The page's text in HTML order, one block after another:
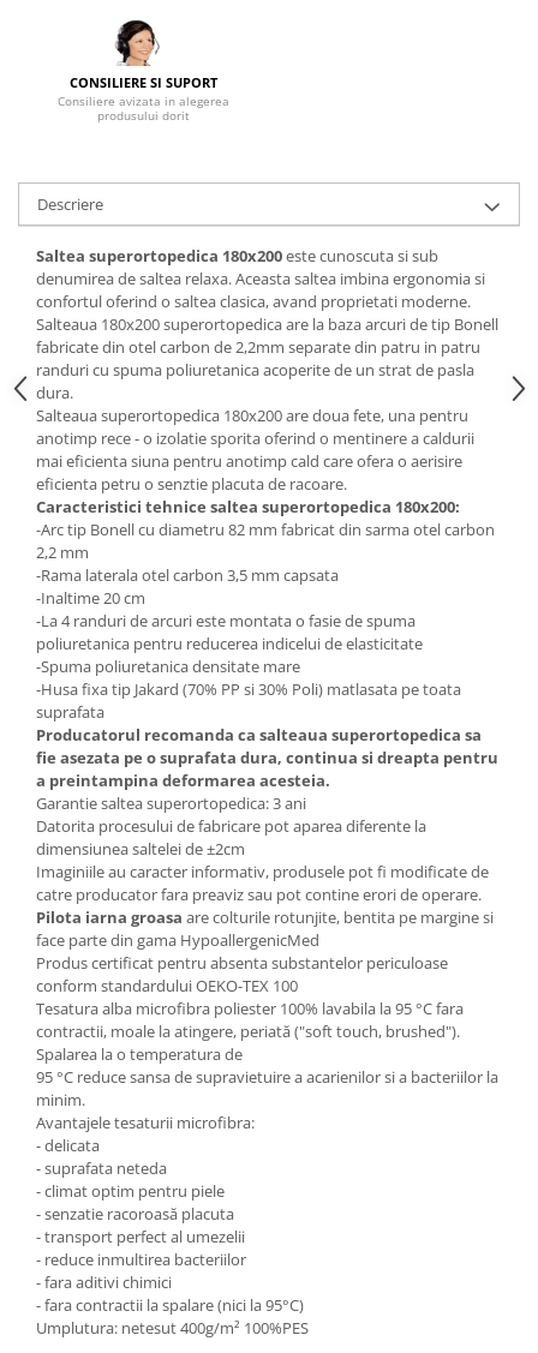
Mese gradinita
Scaune gradinita
Set mese si scaune gradinita
Mobilier copii
Scaune birou pentru copii
Saltele patuturi copii
Paturi copii
Masa si scaune gradinita
Seturi comode living si dormitor
CONSILIERE SI SUPORT
Consiliere avizata in alegerea
produsului dorit
Descriere
Saltea superortopedica 180x200este cunoscuta si sub
denumirea de saltea relaxa. Aceasta saltea imbina ergonomia si
confortul oferind o saltea clasica, avand proprietati moderne.
Salteaua 180x200 superortopedica are la baza arcuri de tip Bonell
fabricate din otel carbon de 2,2mm separate din patru in patru
randuri cu spuma poliuretanica acoperite de un strat de pasla
dura.
Salteaua superortopedica 180x200 are doua fete, una pentru
anotimp rece - o izolatie sporita oferind o mentinere a caldurii
mai eficienta siuna pentru anotimp cald care ofera o aerisire
eficienta petru o senztie placuta de racoare.
Caracteristici tehnice saltea superortopedica 180x200:
-Arc tip Bonell cu diametru 82 mm fabricat din sarma otel carbon
2,2 mm
-Rama laterala otel carbon 3,5 mm capsata
-Inaltime 20 cm
-La 4 randuri de arcuri este montata o fasie de spuma
poliuretanica pentru reducerea indicelui de elasticitate
-Spuma poliuretanica densitate mare
-Husa fixa tip Jakard (70% PP si 30% Poli) matlasata pe toata
suprafata
Producatorul recomanda ca salteaua superortopedica sa
fie asezata pe o suprafata dura, continua si dreapta pentru
a preintampina deformarea acesteia.
Garantie saltea superortopedica: 3 ani
Datorita procesului de fabricare pot aparea diferente la
dimensiunea saltelei de ±2cm
Imaginiile au caracter informativ, produsele pot fi modificate de
catre producator fara preaviz sau pot contine erori de operare.
Pilota iarna groasa are colturile rotunjite, bentita pe margine si
face parte din gama HypoallergenicMed
Produs certificat pentru absenta substantelor periculoase
conform standardului OEKO-TEX 100
Tesatura alba microfibra poliester 100% lavabila la 95 °C fara
contractii, moale la atingere, periată ("soft touch, brushed").
Spalarea la o temperatura de
95 °C reduce sansa de supravietuire a acarienilor si a bacteriilor la
minim.
Avantajele tesaturii microfibra:
- delicata
- suprafata neteda
- climat optim pentru piele
- senzatie racoroasă placuta
- transport perfect al umezelii
- reduce inmultirea bacteriilor
- fara aditivi chimici
- fara contractii la spalare (nici la 95°C)
Umplutura: netesut 400g/m² 100%PES